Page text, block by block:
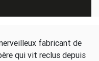
fabricant de
qui vit reclus depuis